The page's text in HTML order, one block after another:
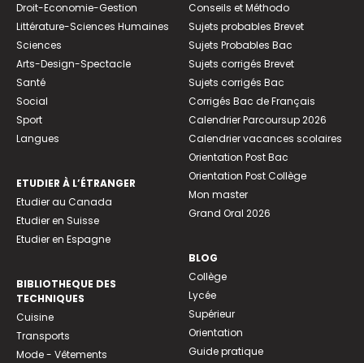
Droit-Economie-Gestion
Littérature-Sciences Humaines
Sciences
Arts-Design-Spectacle
Santé
Social
Sport
Langues
ETUDIER À L’ÉTRANGER
Etudier au Canada
Etudier en Suisse
Etudier en Espagne
BIBLIOTHEQUE DES
TECHNIQUES
Cuisine
Transports
Mode - Vêtements
Conseils et Méthodo
Sujets probables Brevet
Sujets Probables Bac
Sujets corrigés Brevet
Sujets corrigés Bac
Corrigés Bac de Français
Calendrier Parcoursup 2026
Calendrier vacances scolaires
Orientation Post Bac
Orientation Post Collège
Mon master
Grand Oral 2026
BLOG
Collège
Lycée
Supérieur
Orientation
Guide pratique